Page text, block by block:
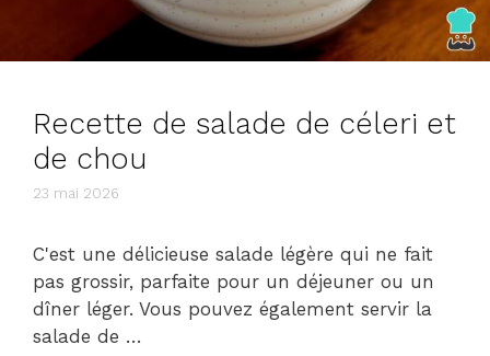
Recette de salade de céleri et
de chou
23 mai 2026
C'est une délicieuse salade légère qui ne fait
pas grossir, parfaite pour un déjeuner ou un
dîner léger. Vous pouvez également servir la
salade de …